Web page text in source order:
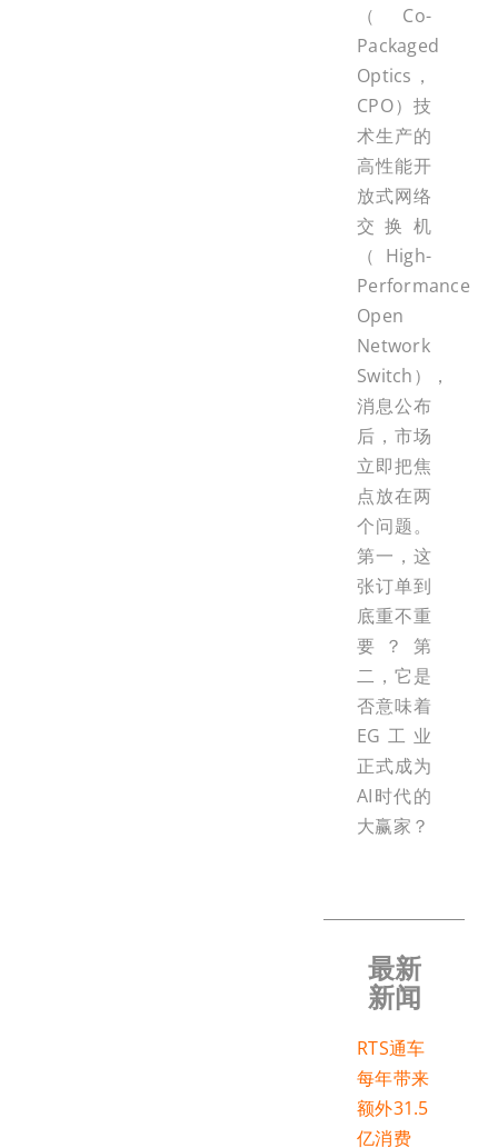
（Co-
Packaged
Optics，
CPO）技
术生产的
高性能开
放式网络
交换机
（High-
Performance
Open
Network
Switch），
消息公布
后，市场
立即把焦
点放在两
个问题。
第一，这
张订单到
底重不重
要？第
二，它是
否意味着
EG工业
正式成为
AI时代的
大赢家？
最新
新闻
RTS通车
每年带来
额外31.5
亿消费